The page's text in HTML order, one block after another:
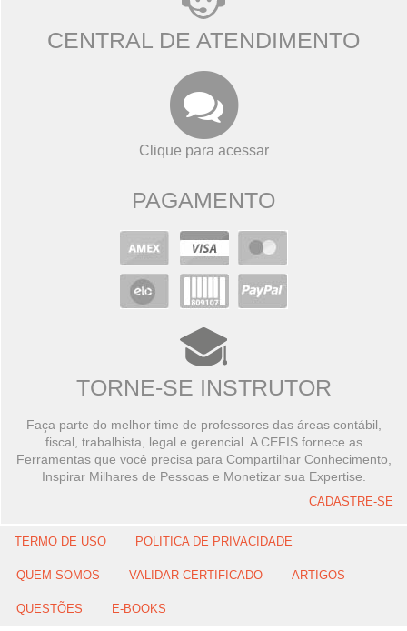
CENTRAL DE ATENDIMENTO
Clique para acessar
PAGAMENTO
TORNE-SE INSTRUTOR
Faça parte do melhor time de professores das áreas contábil,
fiscal, trabalhista, legal e gerencial. A CEFIS fornece as
Ferramentas que você precisa para Compartilhar Conhecimento,
Inspirar Milhares de Pessoas e Monetizar sua Expertise.
CADASTRE-SE
TERMO DE USO POLITICA DE PRIVACIDADE
QUEM SOMOS VALIDAR CERTIFICADO ARTIGOS
QUESTÕES E-BOOKS